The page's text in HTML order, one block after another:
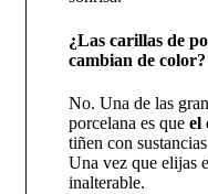
¿Las carillas de
cambian de color?
No. Una de las
porcelana es que el
tiñen con
Una vez que elijas
inalterable.